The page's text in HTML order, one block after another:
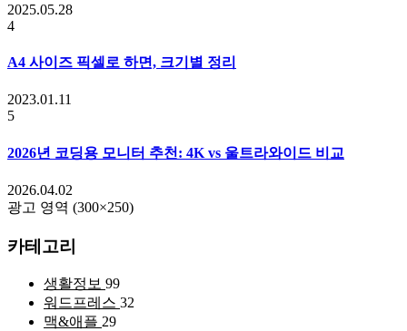
2025.05.28
4
A4 사이즈 픽셀로 하면, 크기별 정리
2023.01.11
5
2026년 코딩용 모니터 추천: 4K vs 울트라와이드 비교
2026.04.02
광고 영역 (300×250)
카테고리
생활정보 99
워드프레스 32
맥&애플 29